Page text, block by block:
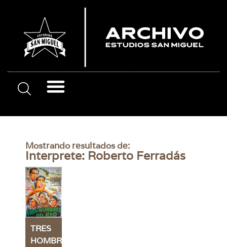
Mostrando resultados de:
Interprete: Roberto Ferradás
TRES
HOMBRES